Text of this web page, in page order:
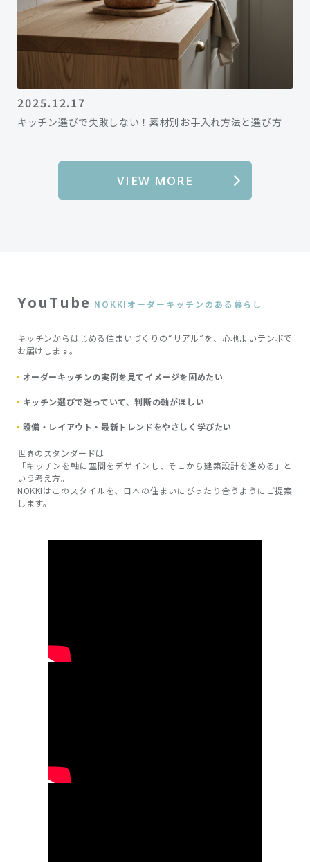
2025.12.17
キッチン選びで失敗しない！素材別お手入れ方法と選び方
VIEW MORE
YouTube NOKKIオーダーキッチンのある暮らし
キッチンからはじめる住まいづくりの“リアル”を、心地よいテンポで
お届けします。
オーダーキッチンの実例を見てイメージを固めたい
キッチン選びで迷っていて、判断の軸がほしい
設備・レイアウト・最新トレンドをやさしく学びたい
世界のスタンダードは
「キッチンを軸に空間をデザインし、そこから建築設計を進める」と
いう考え方。
NOKKIはこのスタイルを、日本の住まいにぴったり合うようにご提案
します。